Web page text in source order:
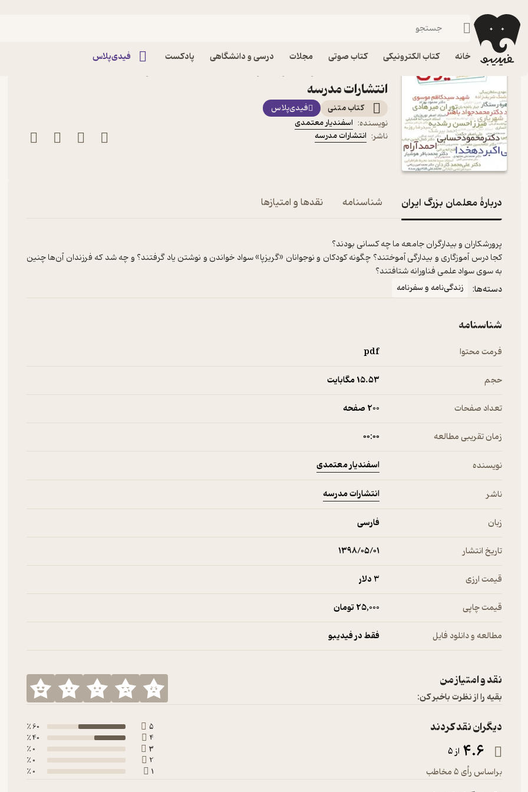
خانه کتاب الکترونیکی کتاب صوتی مجلات درسی و دانشگاهی پادکست فیدی‌پلاس
فیدیبو کتاب الکترونیکی
انتشارات مدرسه
کتاب متنی
فیدی‌پلاس
نویسنده: اسفندیار معتمدی
ناشر: انتشارات مدرسه
دربارۀ معلمان بزرگ ایران شناسنامه نقدها و امتیازها
کجا درس آموزگاری و بیدارگی آموختند؟ چگونه کودکان و نوجوانان «گریزپا» سواد خواندن و نوشتن یاد گرفتند؟ و چه شد که فرزندان آن‌ها چنین
به سوی سواد علمی فناورانه شتافتند؟
دسته‌ها: زندگی‌نامه و سفرنامه
شناسنامه
فرمت محتوا pdf
حجم 15.۵۳ مگابایت
تعداد صفحات 200 صفحه
زمان تقریبی مطالعه ۰۰:۰۰
نویسنده اسفندیار معتمدی
ناشر انتشارات مدرسه
زبان فارسی
تاریخ انتشار ۱۳۹۸/۰۵/۰۱
قیمت ارزی 3 دلار
قیمت چاپی 25,000 تومان
مطالعه و دانلود فایل فقط در فیدیبو
نقد و امتیاز من
بقیه را از نظرت باخبر کن:
دیگران نقد کردند
4.6 از 5
براساس رأی 5 مخاطب
5
60 ٪
4
40 ٪
3
0 ٪
2
0 ٪
1
0 ٪